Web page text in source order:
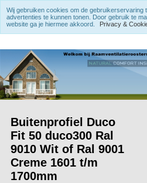
Buitenprofiel Duco
Fit 50 duco300 Ral
9010 Wit of Ral 9001
Creme 1601 t/m
1700mm
Wij gebruiken cookies om de gebruikerservaring
advertenties te kunnen tonen. Door gebruik te
website ga je hiermee akkoord.
Privacy &